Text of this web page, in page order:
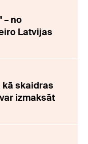
– no
Latvijas
skaidras
izmaksāt